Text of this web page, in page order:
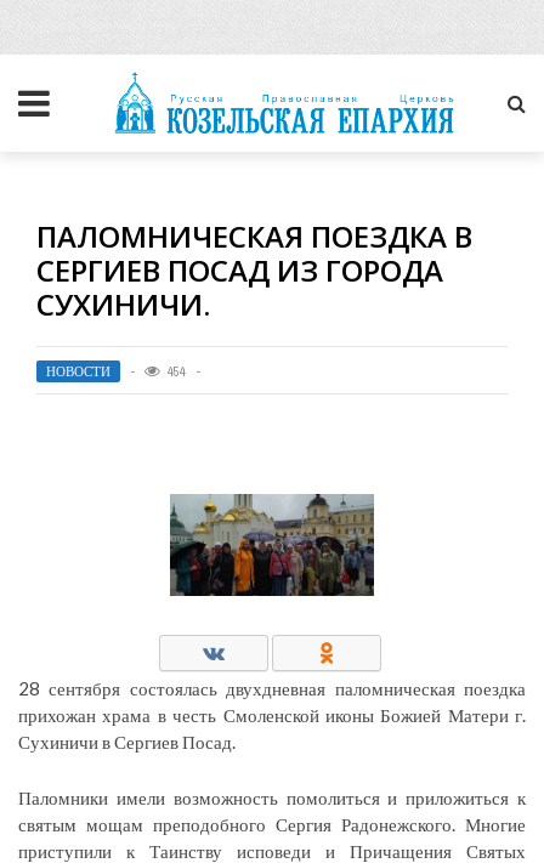
ПАЛОМНИЧЕСКАЯ ПОЕЗДКА В
СЕРГИЕВ ПОСАД ИЗ ГОРОДА
СУХИНИЧИ.
НОВОСТИ 454
28 сентября состоялась двухдневная паломническая поездка
прихожан храма в честь Смоленской иконы Божией Матери г.
Сухиничи в Сергиев Посад.
Паломники имели возможность помолиться и приложиться к
святым мощам преподобного Сергия Радонежского. Многие
приступили к Таинству исповеди и Причащения Святых